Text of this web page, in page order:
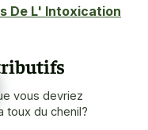
De L' Intoxication
vous devriez
toux du chenil?